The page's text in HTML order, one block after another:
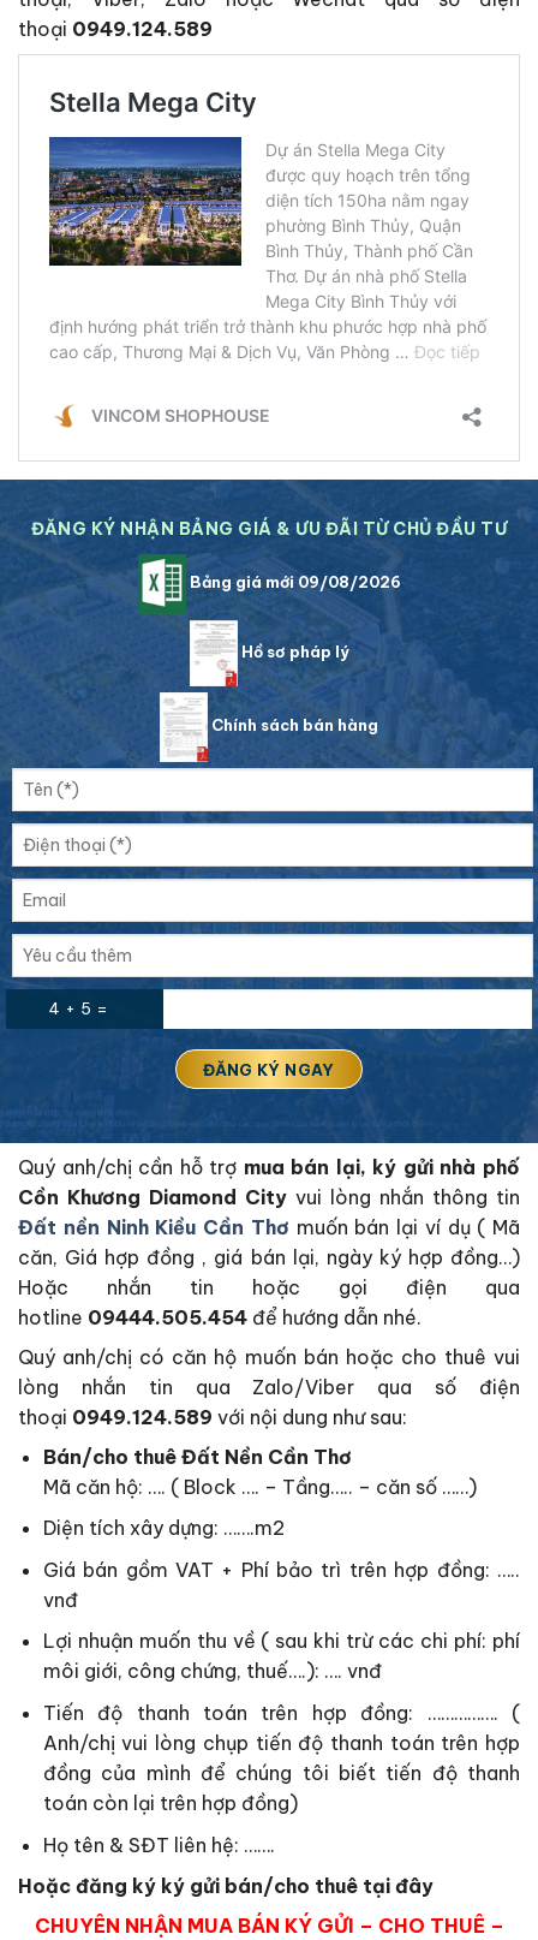
thoại 0949.124.589
ĐĂNG KÝ NHẬN BẢNG GIÁ & ƯU ĐÃI TỪ CHỦ ĐẦU TƯ
Bảng giá mới 09/08/2026
Hồ sơ pháp lý
Chính sách bán hàng
4 + 5 =
Quý anh/chị cần hỗ trợ mua bán lại, ký gửi nhà phố
Cồn Khương Diamond City vui lòng nhắn thông tin
Đất nền Ninh Kiều Cần Thơ muốn bán lại ví dụ ( Mã
căn, Giá hợp đồng , giá bán lại, ngày ký hợp đồng…)
Hoặc nhắn tin hoặc gọi điện qua
hotline 09444.505.454 để hướng dẫn nhé.
Quý anh/chị có căn hộ muốn bán hoặc cho thuê vui
lòng nhắn tin qua Zalo/Viber qua số điện
thoại 0949.124.589 với nội dung như sau:
Bán/cho thuê Đất Nền Cần Thơ
Mã căn hộ: …. ( Block …. – Tầng….. – căn số ……)
Diện tích xây dựng: …….m2
Giá bán gồm VAT + Phí bảo trì trên hợp đồng: …..
vnđ
Lợi nhuận muốn thu về ( sau khi trừ các chi phí: phí
môi giới, công chứng, thuế….): …. vnđ
Tiến độ thanh toán trên hợp đồng: ……………. (
Anh/chị vui lòng chụp tiến độ thanh toán trên hợp
đồng của mình để chúng tôi biết tiến độ thanh
toán còn lại trên hợp đồng)
Họ tên & SĐT liên hệ: …….
Hoặc đăng ký ký gửi bán/cho thuê tại đây
CHUYÊN NHẬN MUA BÁN KÝ GỬI – CHO THUÊ –